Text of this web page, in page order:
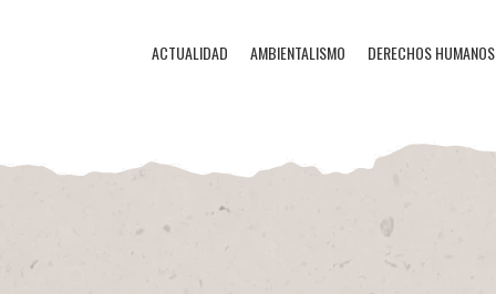
ACTUALIDAD AMBIENTALISMO DERECHOS HUMANOS